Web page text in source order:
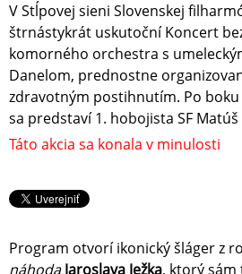
V Stĺpovej sieni Slovenskej
štrnástykrát uskutoční Koncert
komorného orchestra s
Danelom, prednostne
zdravotným postihnutím. Po
sa predstaví 1. hobojista SF Matúš
Táto akcia sa konala v minulosti
Program otvorí ikonický šláger z
náhoda Jaroslava Ježka, ktorý sám